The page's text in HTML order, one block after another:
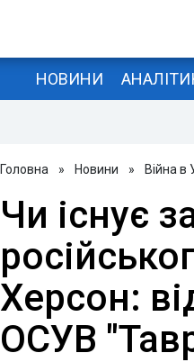
НОВИНИ
Головна » Новини » Війна в
Чи існує
Херсон:
ОСУВ